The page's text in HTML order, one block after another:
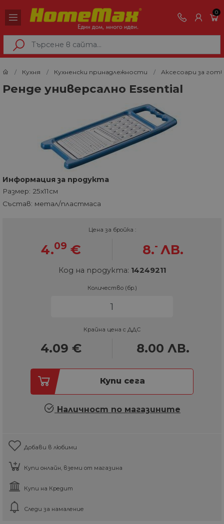
0
Кухня Кухненски принадлежности Аксесоари за
Ренде универсално Essential
Информация за продукта
Размер: 25x11см
Състав: метал/пластмаса
Цена за бройка :
4.09 € 8.- ЛВ.
Код на продукта: 14249211
Количество (бр.)
Крайна цена с ДДС
4.09 € 8.00 ЛВ.
Купи сега
Наличност по магазините
Добави в любими
Купи онлайн, вземи от магазина
Купи на Кредит
Следи за намаление